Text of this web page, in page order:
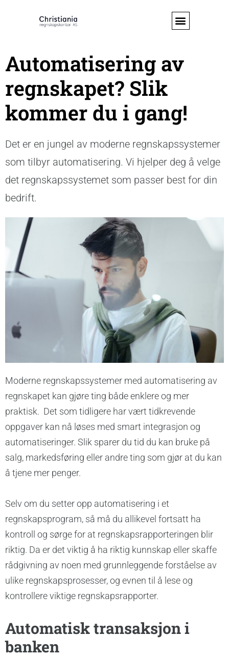
Automatisering av
regnskapet? Slik
kommer du i gang!
Det er en jungel av moderne regnskapssystemer
som tilbyr automatisering. Vi hjelper deg å velge
det regnskapssystemet som passer best for din
bedrift.
Moderne regnskapssystemer med automatisering av
regnskapet kan gjøre ting både enklere og mer
praktisk. Det som tidligere har vært tidkrevende
oppgaver kan nå løses med smart integrasjon og
automatiseringer. Slik sparer du tid du kan bruke på
salg, markedsføring eller andre ting som gjør at du kan
å tjene mer penger.
Selv om du setter opp automatisering i et
regnskapsprogram, så må du allikevel fortsatt ha
kontroll og sørge for at regnskapsrapporteringen blir
riktig. Da er det viktig å ha riktig kunnskap eller skaffe
rådgivning av noen med grunnleggende forståelse av
ulike regnskapsprosesser, og evnen til å lese og
kontrollere viktige regnskapsrapporter.
Automatisk transaksjon i
banken